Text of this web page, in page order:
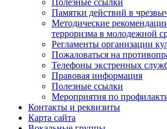
Памятки действий в
Методические
терроризма в молодежной
Регламенты организации
Пожаловаться на
Телефоны экстренных
Правовая информация
Полезные ссылки
Мероприятия по
Контакты и реквизиты
Карта сайта